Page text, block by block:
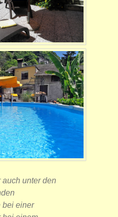
unter den
bei einer